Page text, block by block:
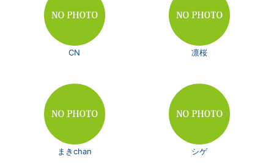
CN 凛桜
まきchan シゲ